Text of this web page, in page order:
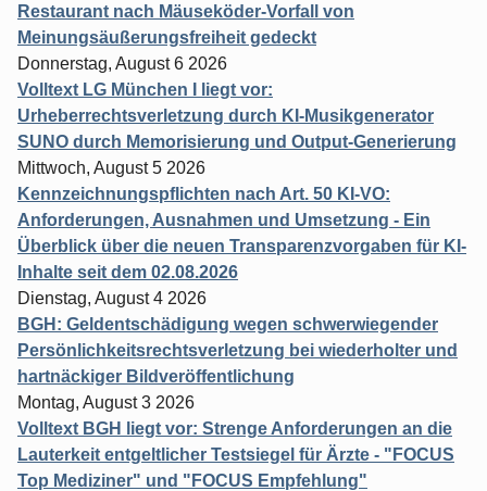
Restaurant nach Mäuseköder-Vorfall von
Meinungsäußerungsfreiheit gedeckt
Donnerstag, August 6 2026
Volltext LG München I liegt vor:
Urheberrechtsverletzung durch KI-Musikgenerator
SUNO durch Memorisierung und Output-Generierung
Mittwoch, August 5 2026
Kennzeichnungspflichten nach Art. 50 KI-VO:
Anforderungen, Ausnahmen und Umsetzung - Ein
Überblick über die neuen Transparenzvorgaben für KI-
Inhalte seit dem 02.08.2026
Dienstag, August 4 2026
BGH: Geldentschädigung wegen schwerwiegender
Persönlichkeitsrechtsverletzung bei wiederholter und
hartnäckiger Bildveröffentlichung
Montag, August 3 2026
Volltext BGH liegt vor: Strenge Anforderungen an die
Lauterkeit entgeltlicher Testsiegel für Ärzte - "FOCUS
Top Mediziner" und "FOCUS Empfehlung"